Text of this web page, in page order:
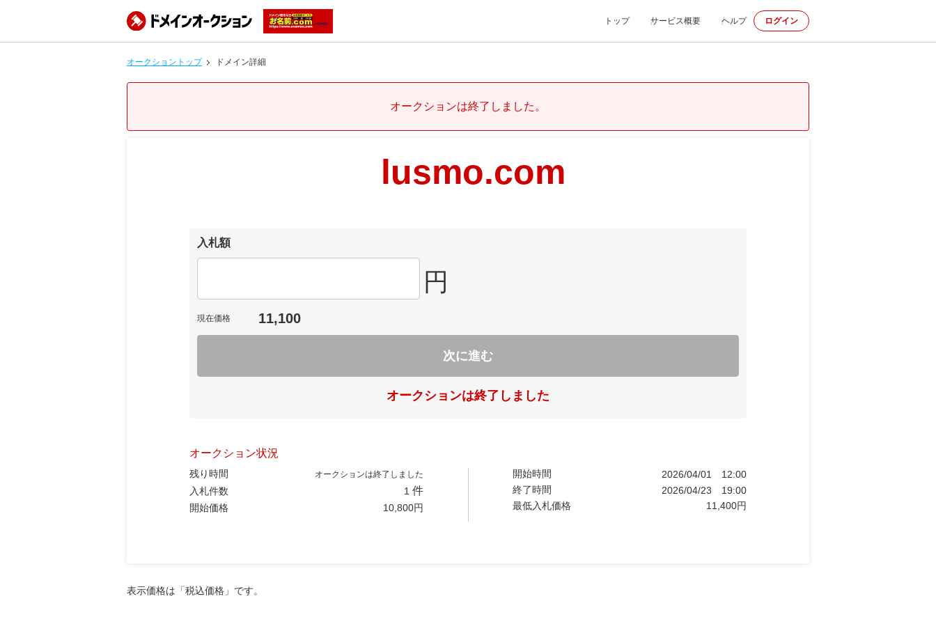
トップ サービス概要 ヘルプ ログイン
オークショントップ ドメイン詳細
オークションは終了しました。
lusmo.com
入札額
円
現在価格 11,100
次に進む
オークションは終了しました
オークション状況
残り時間 オークションは終了しました
入札件数 1 件
開始価格 10,800円
開始時間 2026/04/01
12:00
終了時間
2026/04/23
19:00
最低入札価格
11,400円
表示価格は「税込価格」です。